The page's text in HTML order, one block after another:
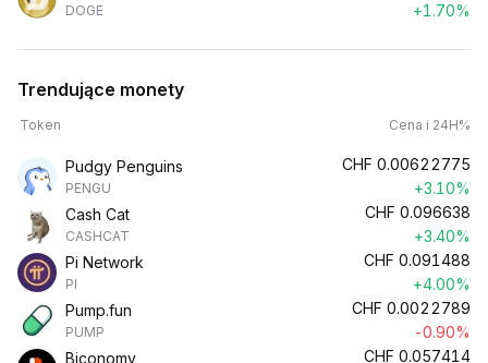
DOGE
+1.70%
Trendujące monety
Token Cena i 24H%
Pudgy Penguins
PENGU
CHF 0.00622775
+3.10%
Cash Cat
CASHCAT
CHF 0.096638
+3.40%
Pi Network
PI
CHF 0.091488
+4.00%
Pump.fun
PUMP
CHF 0.0022789
-0.90%
Biconomy
CHF 0.057414